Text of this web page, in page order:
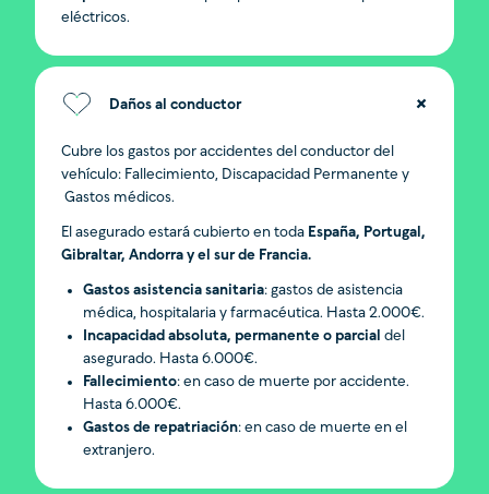
eléctricos.
Daños al conductor
Cubre los gastos por accidentes del conductor del
vehículo: Fallecimiento, Discapacidad Permanente y
Gastos médicos.
El asegurado estará cubierto en toda España, Portugal,
Gibraltar, Andorra y el sur de Francia.
Gastos asistencia sanitaria: gastos de asistencia
médica, hospitalaria y farmacéutica. Hasta 2.000€.
Incapacidad absoluta, permanente o parcial del
asegurado. Hasta 6.000€.
Fallecimiento: en caso de muerte por accidente.
Hasta 6.000€.
Gastos de repatriación: en caso de muerte en el
extranjero.